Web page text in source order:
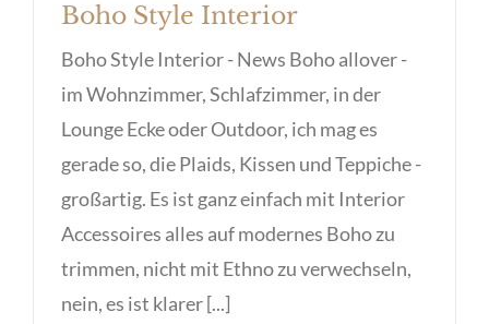
Boho Style Interior
Boho Style Interior - News Boho allover -
im Wohnzimmer, Schlafzimmer, in der
Lounge Ecke oder Outdoor, ich mag es
gerade so, die Plaids, Kissen und Teppiche -
großartig. Es ist ganz einfach mit Interior
Accessoires alles auf modernes Boho zu
trimmen, nicht mit Ethno zu verwechseln,
nein, es ist klarer [...]